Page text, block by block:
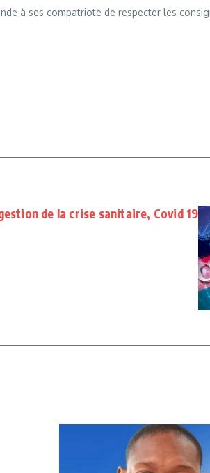
à ses compatriote de respecter les
de la crise sanitaire, Covid 19